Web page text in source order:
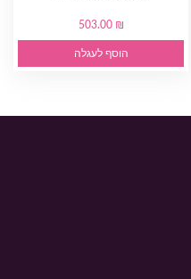
503.00 ₪
הוסף לעגלה